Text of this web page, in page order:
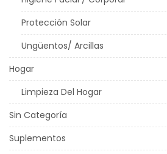
Protección Solar
Ungüentos/ Arcillas
Hogar
Limpieza Del Hogar
Sin Categoría
Suplementos